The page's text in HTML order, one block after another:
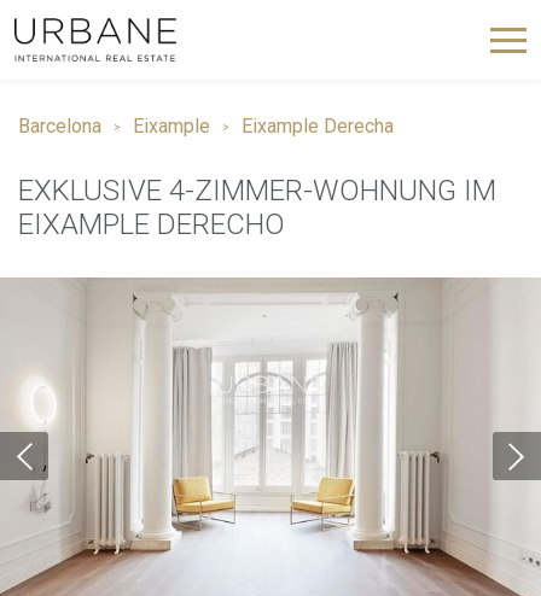
Barcelona Eixample Eixample Derecha
EXKLUSIVE 4-ZIMMER-WOHNUNG IM
EIXAMPLE DERECHO